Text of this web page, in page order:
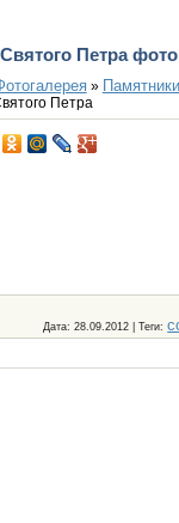
Петра фото
»
Петра
Дата: 28.09.2012 |Теги: